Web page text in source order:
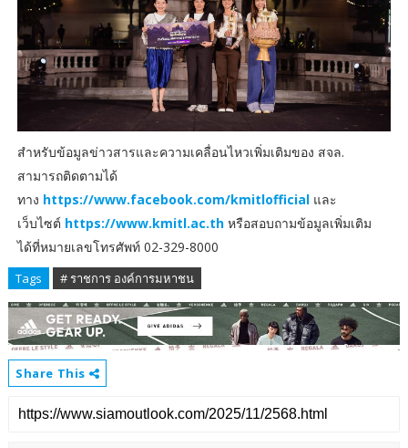
สำหรับข้อมูลข่าวสารและความเคลื่อนไหวเพิ่มเติมของ สจล.
สามารถติดตามได้
ทาง https://www.facebook.com/kmitlofficialและ
เว็บไซต์ https://www.kmitl.ac.thหรือสอบถามข้อมูลเพิ่มเติม
ได้ที่หมายเลขโทรศัพท์ 02-329-8000
Tags # ราชการ องค์การมหาชน
Share This